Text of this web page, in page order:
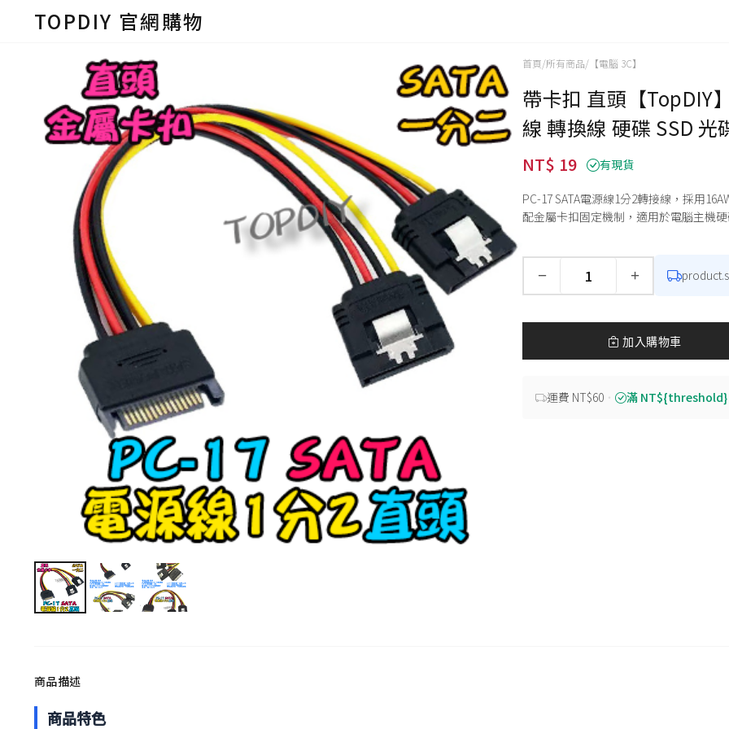
TOPDIY 官網購物
首頁/所有商品/ 【電腦 3C】
帶卡扣 直頭【TopDIY
線 轉換線 硬碟 SSD 光
NT$ 19 有現貨
PC-17 SATA電源線1分2轉接線，採用
配金屬卡扣固定機制，適用於電腦主機
− +
加入購物車
運費 NT$60 ・ 滿 NT${threshold}
商品描述
商品特色